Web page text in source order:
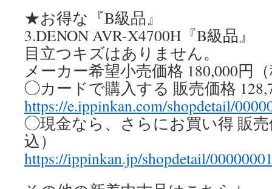
★お得な『B級品』
3.DENON AVR-X4700H『B級品』
目立つキズはありません。
メーカー希望小売価格 180,000円
◯カードで購入する 販売価格
https://e.ippinkan.com/shopdetail/
◯現金なら、さらにお買い得 販売
込）
https://ippinkan.jp/shopdetail/